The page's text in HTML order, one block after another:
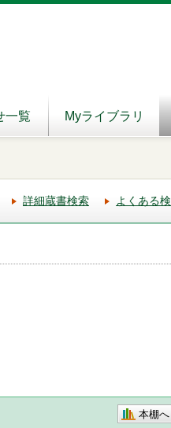
一覧 Myライブラリ
詳細蔵書検索 よくある
本棚へ